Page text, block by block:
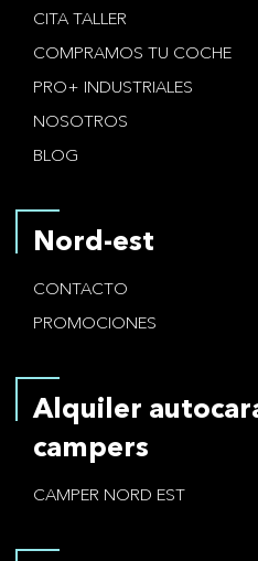
CITA TALLER
COMPRAMOS TU COCHE
PRO+ INDUSTRIALES
NOSOTROS
BLOG
Nord-est
CONTACTO
PROMOCIONES
Alquiler
campers
CAMPER NORD EST